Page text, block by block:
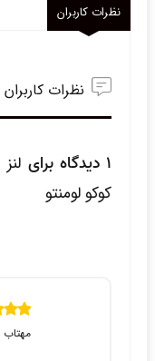
نظرات کاربران
نظرات کاربران
1 دیدگاه برای
کوکو لومنتو
نمره
مهتاب